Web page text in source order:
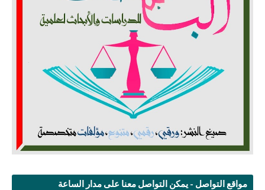
مواقع التواصل - يمكن التواصل معنا على مدار الساعة